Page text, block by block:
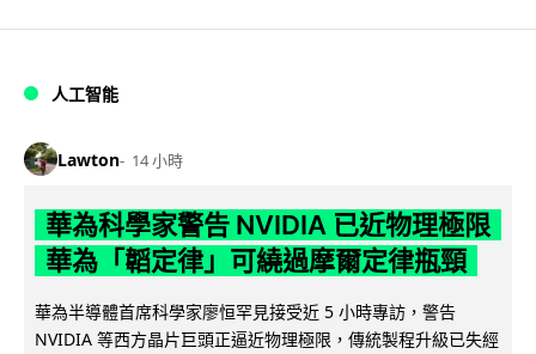
人工智能
Lawton 14 小時
華為科學家警告 NVIDIA 已近物理極限
華為「韜定律」可繞過摩爾定律瓶頸
華為半導體首席科學家廖恒罕見接受近 5 小時專訪，警告
NVIDIA 等西方晶片巨頭正逼近物理極限，傳統製程升級已失經